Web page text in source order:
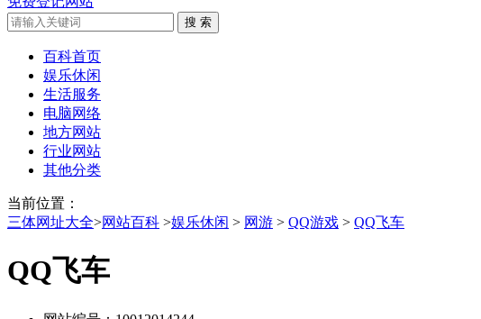
搜 索
百科首页
娱乐休闲
生活服务
电脑网络
地方网站
行业网站
其他分类
当前位置：
三体网址大全>网站百科 >娱乐休闲 > 网游 > QQ游戏 > QQ飞车
QQ飞车